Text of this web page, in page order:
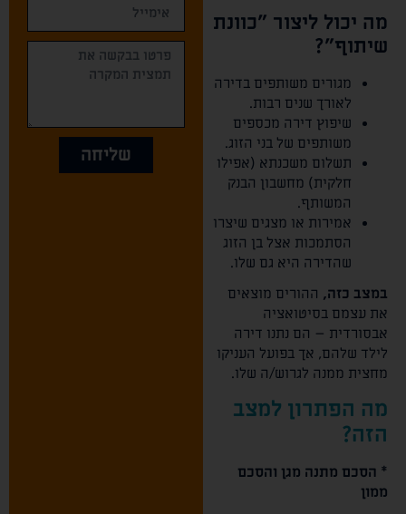
מה יכול ליצור "כוונת
שיתוף"?
מגורים משותפים בדירה
לאורך שנים רבות.
שיפוץ דירה מכספים
משותפים של בני הזוג.
תשלום משכנתא (אפילו
חלקית) מחשבון הבנק
המשותף.
אמירות או מצגים שיצרו
הסתמכות אצל בן הזוג
שהדירה היא גם שלו.
במצב כזה,ההורים מוצאים
את עצמם בסיטואציה
אבסורדית – הם נתנו דירה
לילד שלהם, אך בפועל העניקו
מחצית ממנה לגרוש/ה שלו.
מה הפתרון למצב
הזה?
* הסכם מתנה מגן והסכם
ממון
שליחה